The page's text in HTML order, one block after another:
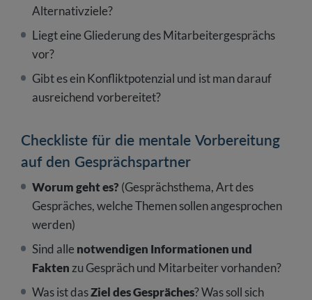
Alternativziele?
Liegt eine Gliederung des Mitarbeitergesprächs
vor?
Gibt es ein Konfliktpotenzial und ist man darauf
ausreichend vorbereitet?
Checkliste für die mentale Vorbereitung
auf den Gesprächspartner
Worum geht es? (Gesprächsthema, Art des
Gespräches, welche Themen sollen angesprochen
werden)
Sind alle notwendigen Informationen und
Fakten zu Gespräch und Mitarbeiter vorhanden?
Was ist dasZiel des Gespräches? Was soll sich